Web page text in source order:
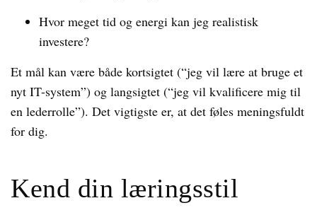
Hvor meget tid og energi kan jeg realistisk
investere?
Et mål kan være både kortsigtet (“jeg vil lære at bruge et
nyt IT-system”) og langsigtet (“jeg vil kvalificere mig til
en lederrolle”). Det vigtigste er, at det føles meningsfuldt
for dig.
Kend din læringsstil